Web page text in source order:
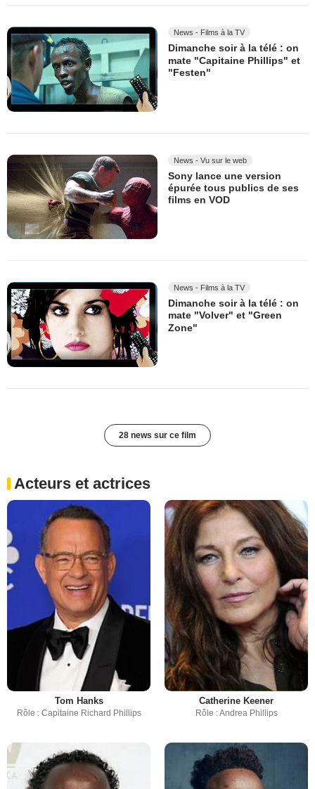
News - Films à la TV
Dimanche soir à la télé : on
mate "Capitaine Phillips" et
"Festen"
News - Vu sur le web
Sony lance une version
épurée tous publics de ses
films en VOD
News - Films à la TV
Dimanche soir à la télé : on
mate "Volver" et "Green
Zone"
28 news sur ce film
Acteurs et actrices
Tom Hanks
Rôle : Capitaine Richard Phillips
Catherine Keener
Rôle : Andrea Phillips